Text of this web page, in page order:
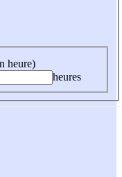
heure)
heures